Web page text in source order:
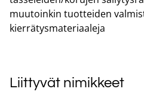
muutoinkin tuotteiden
kierrätysmateriaaleja
Liittyvät nimikkeet